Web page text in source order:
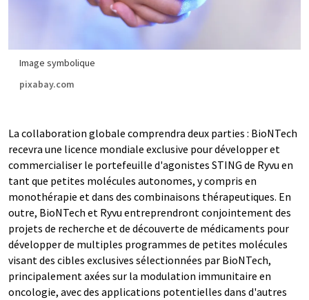
Image symbolique
pixabay.com
La collaboration globale comprendra deux parties : BioNTech
recevra une licence mondiale exclusive pour développer et
commercialiser le portefeuille d'agonistes STING de Ryvu en
tant que petites molécules autonomes, y compris en
monothérapie et dans des combinaisons thérapeutiques. En
outre, BioNTech et Ryvu entreprendront conjointement des
projets de recherche et de découverte de médicaments pour
développer de multiples programmes de petites molécules
visant des cibles exclusives sélectionnées par BioNTech,
principalement axées sur la modulation immunitaire en
oncologie, avec des applications potentielles dans d'autres